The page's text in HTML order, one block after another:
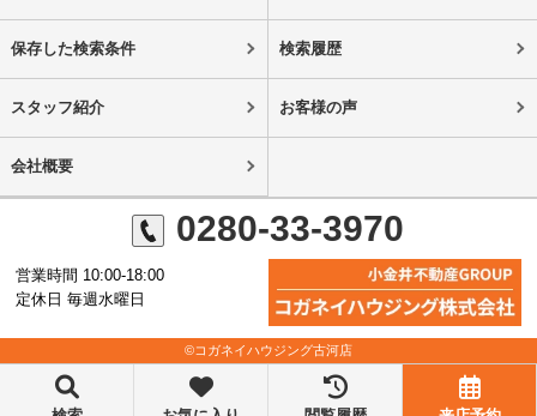
保存した検索条件 検索履歴
スタッフ紹介 お客様の声
会社概要
0280-33-3970
営業時間 10:00-18:00
定休日 毎週水曜日
©コガネイハウジング古河店